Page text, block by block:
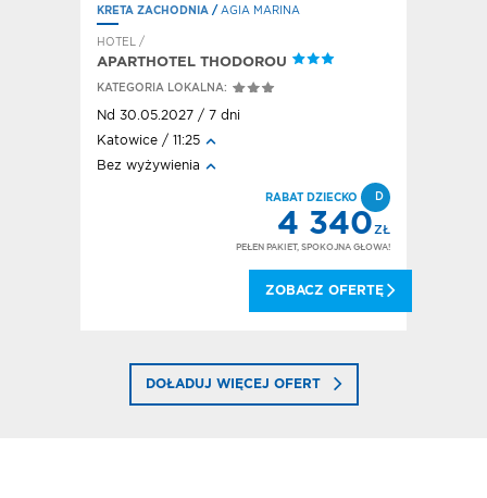
KRETA ZACHODNIA / AGIA MARINA
HOTEL /
APARTHOTEL THODOROU
KATEGORIA LOKALNA:
Nd 30.05.2027 / 7 dni
Katowice / 11:25
Bez wyżywienia
RABAT DZIECKO D
4 340ZŁ
PEŁEN PAKIET, SPOKOJNA GŁOWA!
ZOBACZ OFERTĘ
DOŁADUJ WIĘCEJ OFERT